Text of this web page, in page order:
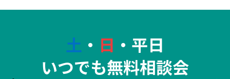
土 ・ 日 ・平日
いつでも無料相談会